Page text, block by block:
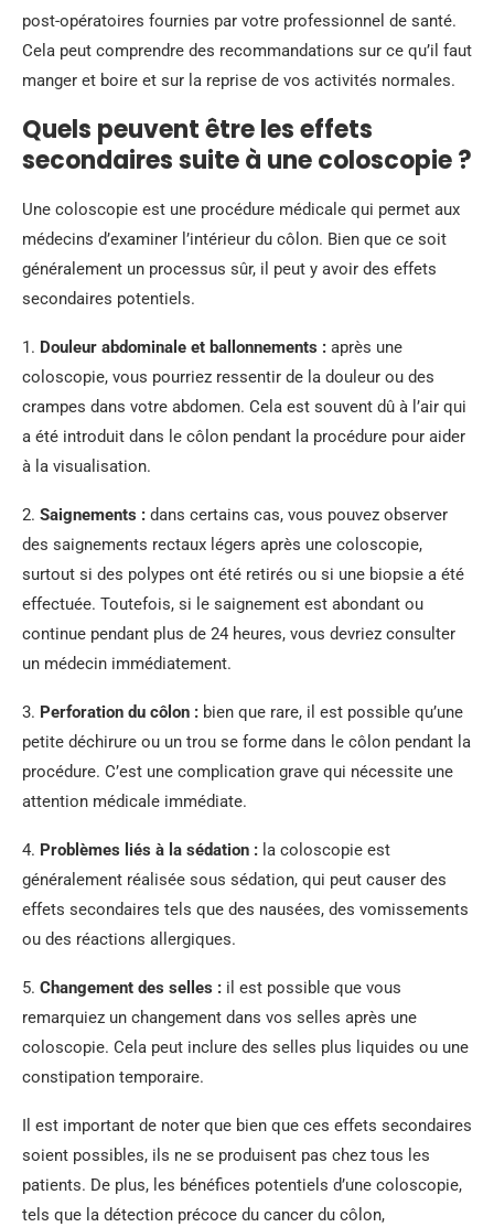
post-opératoires fournies par votre professionnel de santé.
Cela peut comprendre des recommandations sur ce qu’il faut
manger et boire et sur la reprise de vos activités normales.
Quels peuvent être les effets
secondaires suite à une coloscopie ?
Une coloscopie est une procédure médicale qui permet aux
médecins d’examiner l’intérieur du côlon. Bien que ce soit
généralement un processus sûr, il peut y avoir des effets
secondaires potentiels.
1. Douleur abdominale et ballonnements : après une
coloscopie, vous pourriez ressentir de la douleur ou des
crampes dans votre abdomen. Cela est souvent dû à l’air qui
a été introduit dans le côlon pendant la procédure pour aider
à la visualisation.
2. Saignements : dans certains cas, vous pouvez observer
des saignements rectaux légers après une coloscopie,
surtout si des polypes ont été retirés ou si une biopsie a été
effectuée. Toutefois, si le saignement est abondant ou
continue pendant plus de 24 heures, vous devriez consulter
un médecin immédiatement.
3. Perforation du côlon : bien que rare, il est possible qu’une
petite déchirure ou un trou se forme dans le côlon pendant la
procédure. C’est une complication grave qui nécessite une
attention médicale immédiate.
4. Problèmes liés à la sédation : la coloscopie est
généralement réalisée sous sédation, qui peut causer des
effets secondaires tels que des nausées, des vomissements
ou des réactions allergiques.
5. Changement des selles : il est possible que vous
remarquiez un changement dans vos selles après une
coloscopie. Cela peut inclure des selles plus liquides ou une
constipation temporaire.
Il est important de noter que bien que ces effets secondaires
soient possibles, ils ne se produisent pas chez tous les
patients. De plus, les bénéfices potentiels d’une coloscopie,
tels que la détection précoce du cancer du côlon,